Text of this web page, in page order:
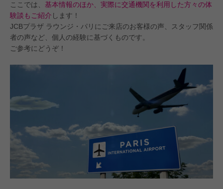
ここでは、 基本情報のほか、実際に交通機関を利用した方々の体
験談もご紹介 します！
JCBプラザ ラウンジ・パリにご来店のお客様の声、スタッフ関係
者の声など、個人の経験に基づくものです。
ご参考にどうぞ！